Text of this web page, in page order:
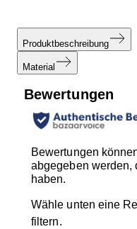
Produktbeschreibung
Material
Bewertungen
Bewertungen
abgegeben werden,
haben.
Wähle unten eine
filtern.